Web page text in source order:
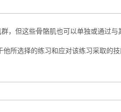
但这些骨骼肌也可以单独或通过与
选择的练习和应对该练习采取的